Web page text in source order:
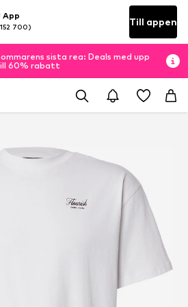
App
700) Till appen
sista rea: Deals med upp
60% rabatt